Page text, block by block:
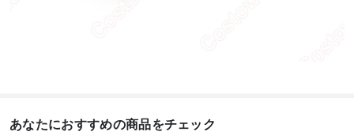
あなたにおすすめの商品をチェック